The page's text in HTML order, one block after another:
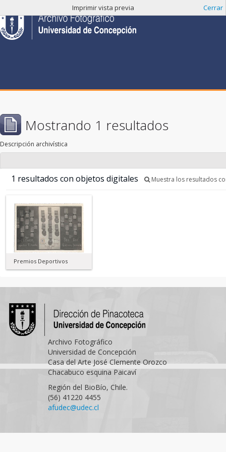
Imprimir vista previa Cerrar
Mostrando 1 resultados
Descripción archivística
1 resultados con objetos digitales Muestra los resultados
Premios Deportivos
Archivo Fotográfico
Universidad de Concepción
Casa del Arte José Clemente Orozco
Chacabuco esquina Paicaví
Región del BioBío, Chile.
(56) 41220 4455
afudec@udec.cl